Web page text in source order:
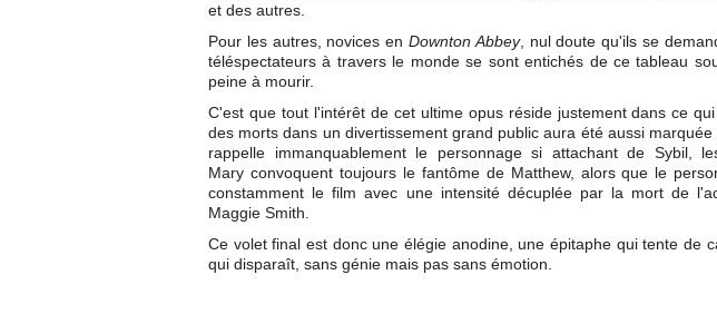
et des autres.
Pour les autres, novices en Downton Abbey, nul doute qu'ils se
téléspectateurs à travers le monde se sont entichés de ce tableau
peine à mourir.
C'est que tout l'intérêt de cet ultime opus réside justement dans ce
des morts dans un divertissement grand public aura été aussi
rappelle immanquablement le personnage si attachant de Sybil,
Mary convoquent toujours le fantôme de Matthew, alors que le
constamment le film avec une intensité décuplée par la mort de
Maggie Smith.
Ce volet final est donc une élégie anodine, une épitaphe qui tente de
qui disparaît, sans génie mais pas sans émotion.